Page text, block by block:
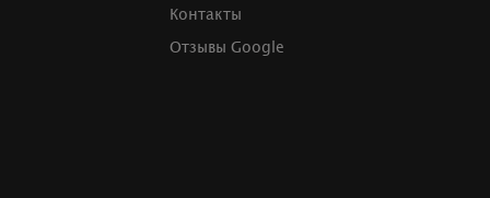
Контакты
Отзывы Google